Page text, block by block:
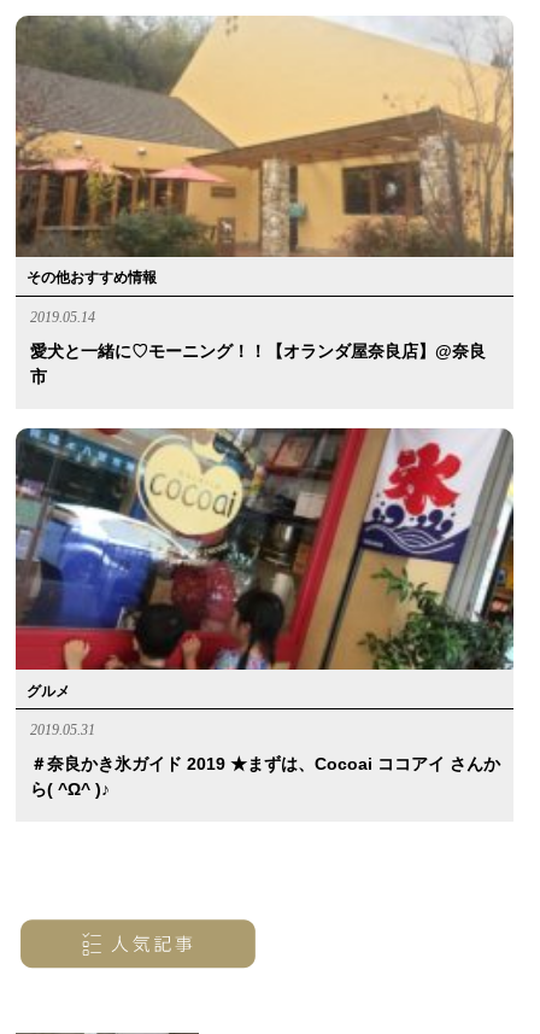
その他おすすめ情報
2019.05.14
愛犬と一緒に♡モーニング！！【オランダ屋奈良店】@奈良
市
グルメ
2019.05.31
＃奈良かき氷ガイド 2019 ★まずは、cocoai ココアイ さんか
ら( ^ω^ )♪